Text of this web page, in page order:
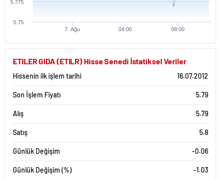
7. Ağu 04:00 08:00
5.75
5.775
ETILER GIDA (ETILR) Hisse Senedi İstatiksel Veriler
Hissenin ilk işlem tarihi 16.07.2012
Son İşlem Fiyatı 5.79
Alış 5.79
Satış 5.8
Günlük Değişim -0.06
Günlük Değişim (%) -1.03